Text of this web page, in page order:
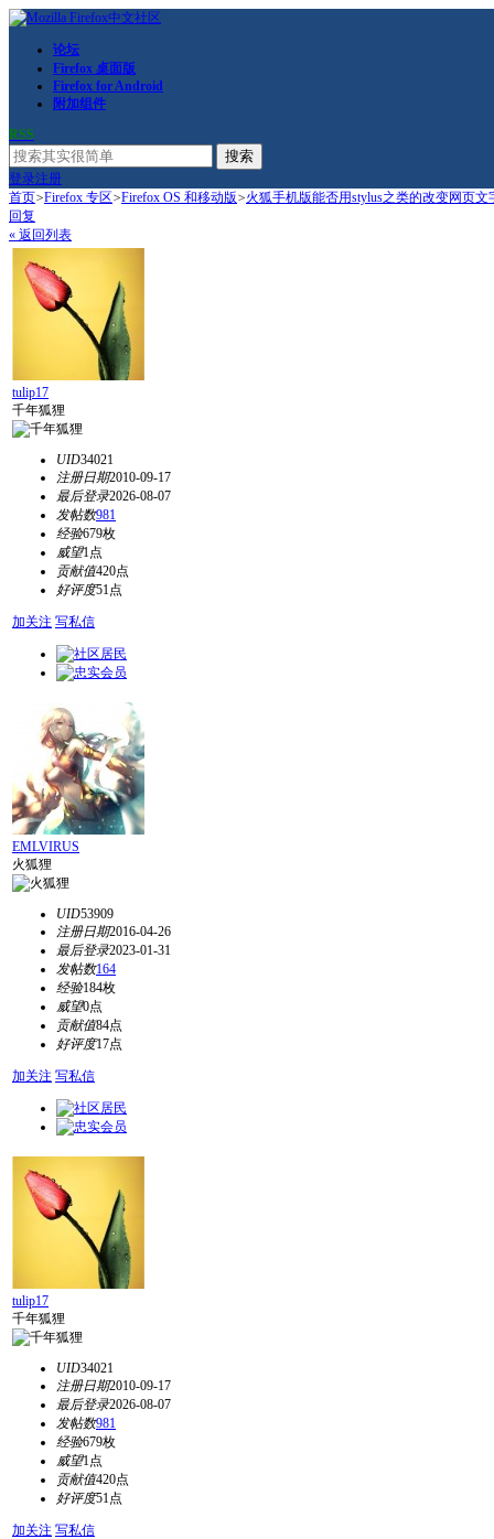
论坛
Firefox 桌面版
Firefox for Android
附加组件
RSS
搜索
登录注册
首页>Firefox 专区>Firefox OS 和移动版>火狐手机版能否用stylus之类的改变网页文
回复
« 返回列表
tulip17
千年狐狸
UID34021
注册日期2010-09-17
最后登录2026-08-07
发帖数981
经验679枚
威望1点
贡献值420点
好评度51点
加关注 写私信
EMLVIRUS
火狐狸
UID53909
注册日期2016-04-26
最后登录2023-01-31
发帖数164
经验184枚
威望0点
贡献值84点
好评度17点
加关注 写私信
tulip17
千年狐狸
UID34021
注册日期2010-09-17
最后登录2026-08-07
发帖数981
经验679枚
威望1点
贡献值420点
好评度51点
加关注 写私信